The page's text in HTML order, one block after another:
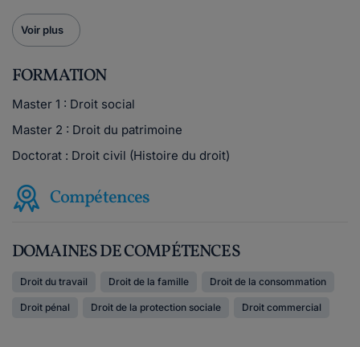
Voir plus
FORMATION
Master 1 : Droit social
Master 2 : Droit du patrimoine
Doctorat : Droit civil (Histoire du droit)
Compétences
DOMAINES DE COMPÉTENCES
Droit du travail Droit de la famille Droit de la consommation
Droit pénal Droit de la protection sociale Droit commercial